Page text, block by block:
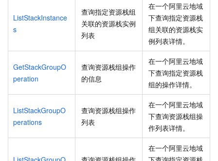
ListStackInstance
s
查询指定资源栈组
关联的资源栈实例
列表
在一个阿里云地域
下查询指定资源栈
组关联的资源栈实
例列表详情。
GetStackGroupO
peration
查询资源栈组操作
的信息
在一个阿里云地域
下查询指定资源栈
组的操作详情。
ListStackGroupO
perations
查询资源栈组操作
列表
在一个阿里云地域
下查询资源栈组操
作列表详情。
在一个阿里云地域